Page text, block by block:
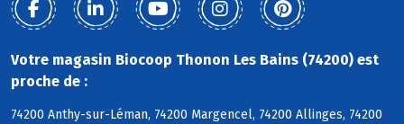
Votre magasin Biocoop Thonon Les Bains (74200) est
proche de :
74200 Anthy-sur-Léman, 74200 Margencel, 74200 Allinges, 74200